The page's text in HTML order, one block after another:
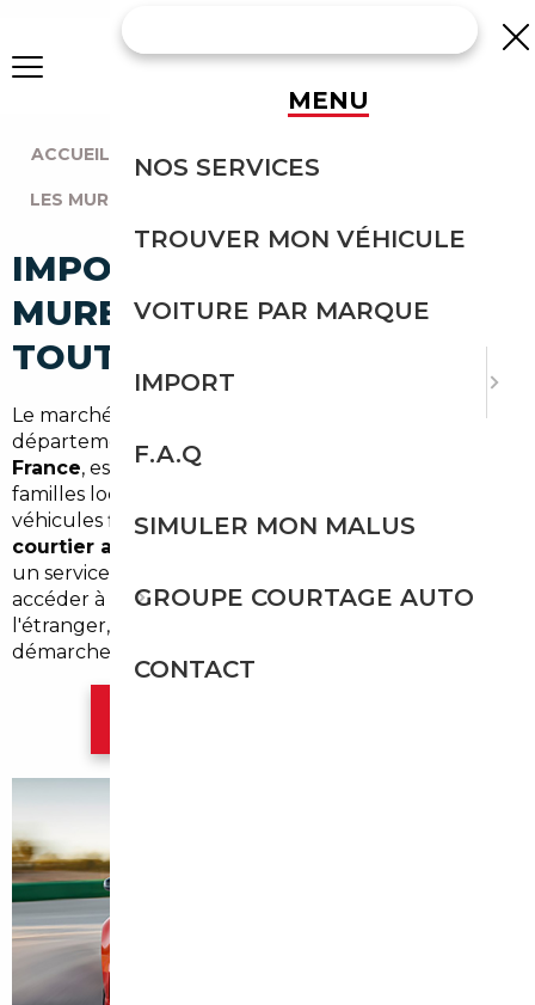
ACCUEIL AGENCE PARIS
LES MUREAUX (78130)
IMPORT VOITURE À LES
MUREAUX : IMPORTEZ EN
TOUTE SÉCURITÉ
Le marché automobile des Mureaux, dans le
département des Yvelines
France, est dynamique : navetteurs vers Paris,
familles locales et professionnels cherchent des
véhicules fiables et économiques. En tant que
courtier automobile Les Mureaux
un service d'
accéder à des modèles introuvables ou moins chers à
l'étranger, tout en sécurisant l'achat et les
démarches administratives.
MENU
NOS SERVICES
TROUVER MON VÉHICULE
VOITURE PAR MARQUE
IMPORT
F.A.Q
SIMULER MON MALUS
GROUPE COURTAGE AUTO
CONTACT